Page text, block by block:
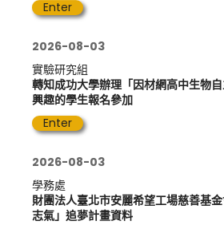
Enter
2026-08-03
實驗研究組
轉知成功大學辦理「因材網高中生物
興趣的學生報名參加
Enter
2026-08-03
學務處
財團法人臺北市安麗希望工場慈善基
志氣」追夢計畫資料